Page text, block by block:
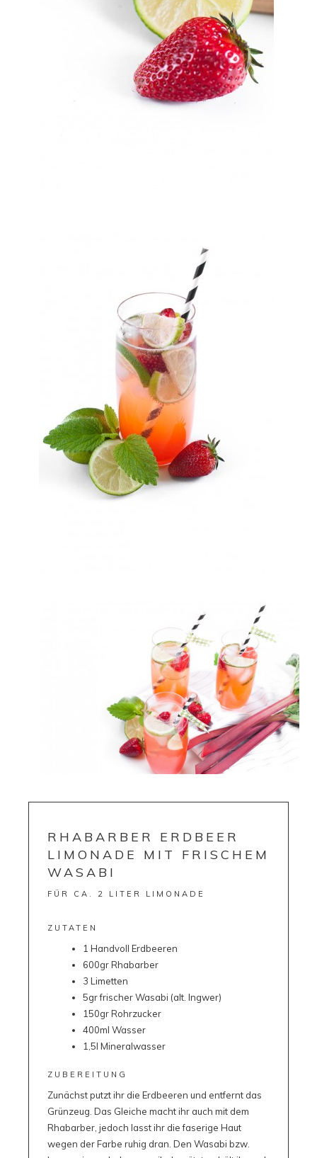
RHABARBER ERDBEER
LIMONADE MIT FRISCHEM
WASABI
FÜR CA. 2 LITER LIMONADE
ZUTATEN
1 Handvoll Erdbeeren
600gr Rhabarber
3 Limetten
5gr frischer Wasabi (alt. Ingwer)
150gr Rohrzucker
400ml Wasser
1,5l Mineralwasser
ZUBEREITUNG
Zunächst putzt ihr die Erdbeeren und entfernt das
Grünzeug. Das Gleiche macht ihr auch mit dem
Rhabarber, jedoch lasst ihr die faserige Haut
wegen der Farbe ruhig dran. Den Wasabi bzw.